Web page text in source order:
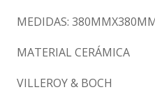
MEDIDAS:
MATERIAL CERÁMICA
VILLEROY & BOCH